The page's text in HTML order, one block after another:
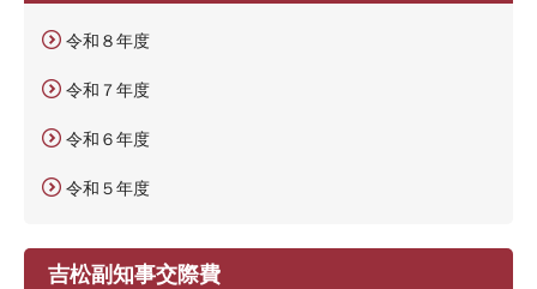
令和８年度
令和７年度
令和６年度
令和５年度
吉松副知事交際費